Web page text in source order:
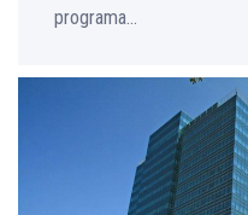
programa...